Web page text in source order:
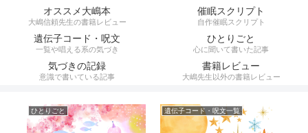
オススメ大嶋本
大嶋信頼先生の書籍レビュー
催眠スクリプト
自作催眠スクリプト
遺伝子コード・呪文
一覧や唱える系の気づき
ひとりごと
心に聞いて書いた記事
気づきの記録
意識で書いている記事
書籍レビュー
大嶋先生以外の書籍レビュー
ひとりごと 遺伝子コード・呪文一覧